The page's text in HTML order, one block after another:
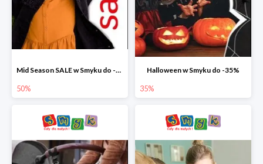
Mid Season SALE w Smyku do -50%
50%
Halloween w Smyku do -35%
35%